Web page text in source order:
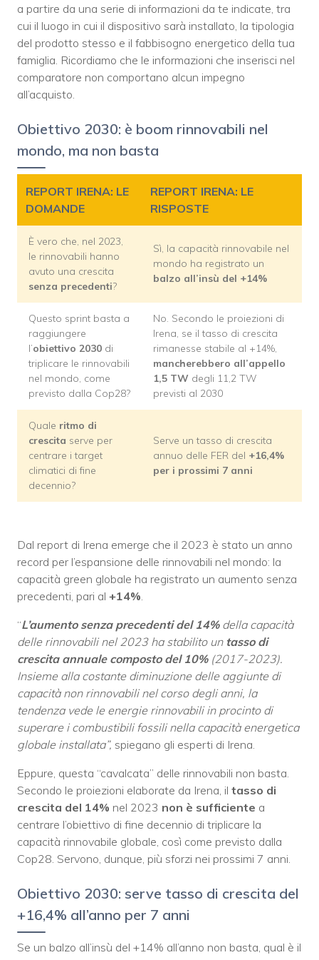
a partire da una serie di informazioni da te indicate, tra
cui il luogo in cui il dispositivo sarà installato, la tipologia
del prodotto stesso e il fabbisogno energetico della tua
famiglia. Ricordiamo che le informazioni che inserisci nel
comparatore non comportano alcun impegno
all’acquisto.
Obiettivo 2030: è boom rinnovabili nel
mondo, ma non basta
REPORT IRENA: LE
DOMANDE
REPORT IRENA: LE
RISPOSTE
È vero che, nel 2023,
le rinnovabili hanno
avuto una crescita
senza precedenti?
Sì, la capacità rinnovabile nel
mondo ha registrato un
balzo all’insù del +14%
Questo sprint basta a
raggiungere
l’obiettivo 2030 di
triplicare le rinnovabili
nel mondo, come
previsto dalla Cop28?
No. Secondo le proiezioni di
Irena, se il tasso di crescita
rimanesse stabile al +14%,
mancherebbero all’appello
1,5 TW degli 11,2 TW
previsti al 2030
Quale ritmo di
crescita serve per
centrare i target
climatici di fine
decennio?
Serve un tasso di crescita
annuo delle FER del +16,4%
per i prossimi 7 anni
Dal report di Irena emerge che il 2023 è stato un anno
record per l’espansione delle rinnovabili nel mondo: la
capacità green globale ha registrato un aumento senza
precedenti, pari al +14%
“L’aumento senza precedenti del 14%della capacità
delle rinnovabili nel 2023 ha stabilito un tasso di
crescita annuale composto del 10%(2017-2023).
Insieme alla costante diminuzione delle aggiunte di
capacità non rinnovabili nel corso degli anni, la
tendenza vede le energie rinnovabili in procinto di
superare i combustibili fossili nella capacità energetica
globale installata”, spiegano gli esperti di Irena.
Eppure, questa “cavalcata” delle rinnovabili non basta.
Secondo le proiezioni elaborate da Irena, il tasso di
crescita del 14% nel 2023 non è sufficiente a
centrare l’obiettivo di fine decennio di triplicare la
capacità rinnovabile globale, così come previsto dalla
Cop28. Servono, dunque, più sforzi nei prossimi 7 anni.
Obiettivo 2030: serve tasso di crescita del
+16,4% all’anno per 7 anni
Se un balzo all’insù del +14% all’anno non basta, qual è il